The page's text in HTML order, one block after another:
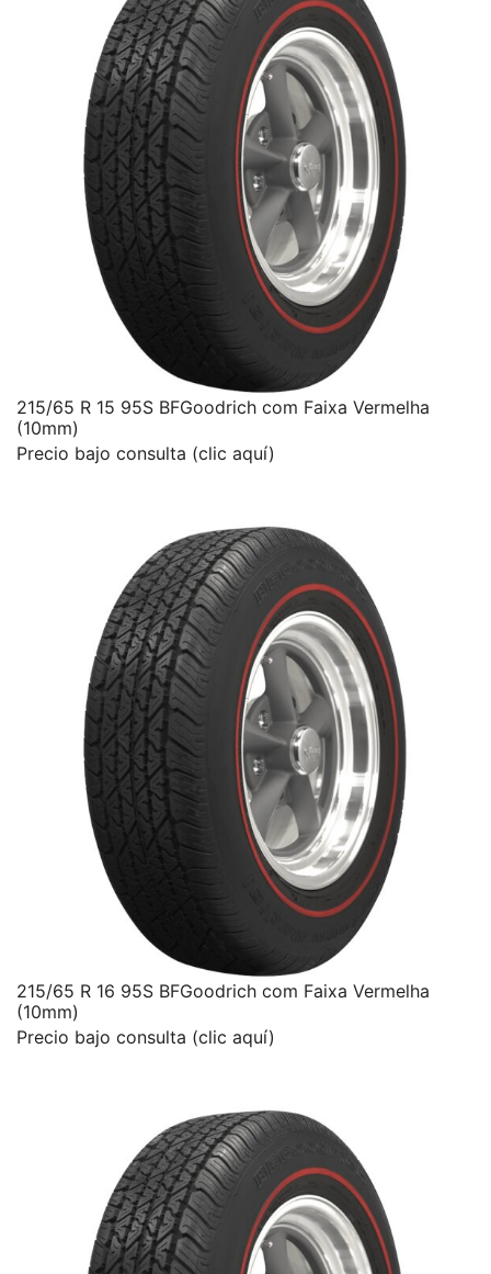
215/65 R 15 95S BFGoodrich com Faixa Vermelha
(10mm)
Precio bajo consulta (clic aquí)
215/65 R 16 95S BFGoodrich com Faixa Vermelha
(10mm)
Precio bajo consulta (clic aquí)